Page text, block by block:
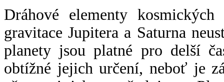
Dráhové elementy
gravitace Jupitera a Saturna
planety jsou platné pro delší
obtížné jejich určení, neboť je